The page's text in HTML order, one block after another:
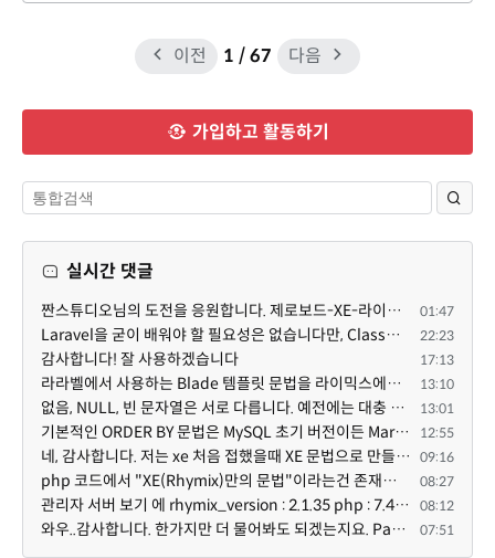
이전 1 / 67 다음
가입하고 활동하기
실시간 댓글
짠스튜디오님의 도전을 응원합니다. 제로보드-XE-라이믹스는 한국의 인터넷 문화에 최적화되어 있는 소프트... 01:47
Laravel을 굳이 배워야 할 필요성은 없습니다만, Class기반의 객체 지향 프로그래밍과, PSR-4라는 Composer... 22:23
감사합니다! 잘 사용하겠습니다 17:13
라라벨에서 사용하는 Blade 템플릿 문법을 라이믹스에서도 일부분 도입하였는데, 양쪽의 템플릿 매뉴얼 분량... 13:10
없음, NULL, 빈 문자열은 서로 다릅니다. 예전에는 대충 써도 서로 통용되었지만, 그것 때문에 버그나 보안... 13:01
기본적인 ORDER BY 문법은 MySQL 초기 버전이든 MariaDB 최신 버전이든 차이가 없습니다. 라이믹스 게시판에... 12:55
네, 감사합니다. 저는 xe 처음 접했을때 XE 문법으로 만들었다고 해서 xe코드들이 php와 전혀 다른것 같이 ... 09:16
php 코드에서 "XE(Rhymix)만의 문법"이라는건 존재하지도 않고 별도의 인터프리터를 만들지 않는한 쓸 수도 ... 08:27
관리자 서버 보기 에 rhymix_version : 2.1.35 php : 7.4.3 (64-bit) db.type : mysql (innodb, utf8mb4) db... 08:12
와우..감사합니다. 한가지만 더 물어봐도 되겠는지요. Password.php 파일안에 클래스와 함수들은 순수 php ... 07:51